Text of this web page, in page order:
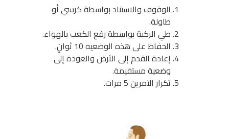
الوقوف والاستناد بواسطة كرسي أو
طاولة.
طي الركبة بواسطة رفع الكعب بالهواء.
الحفاظ على هذه الوضعيه 10 ثوانٍ.
إعادة القدم إلى الأرض والعودة إلى
وضعية مستقيمة.
تكرار التمرين 5 مرات.